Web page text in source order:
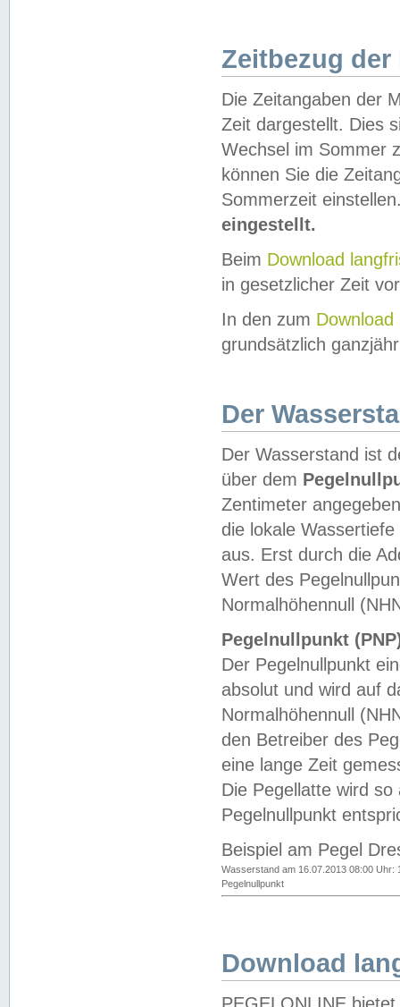
Zeitbezug der
Die Zeitangaben der
Zeit dargestellt. Dies
Wechsel im Sommer
können Sie die
Sommerzeit
eingestellt.
Beim Download
in gesetzlicher Zeit
In den zum Download
grundsätzlich
Der
Der Wasserstand ist
über dem
Zentimeter
die lokale
aus. Erst durch die
Wert des
Normalhöhennull
Pegelnullpunkt
Der Pegelnullpunkt
absolut und wird auf
Normalhöhennull
den Betreiber des
eine lange Zeit
Die Pegellatte wird
Pegelnullpunkt
Beispiel am Pegel
Wasserstand am 16.07.2013 08:00 Uhr:
Pegelnullpunkt
Download